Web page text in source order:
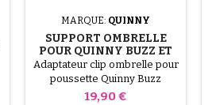
MARQUE: QUINNY
SUPPORT OMBRELLE
POUR QUINNY BUZZ ET
BUZZ XTRA
Adaptateur clip ombrelle pour
poussette Quinny Buzz
Prix
19,90 €